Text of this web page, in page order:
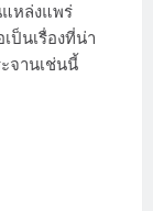
แหล่งแพร่
ป็นเรื่องที่น่า
จานเช่นนี้